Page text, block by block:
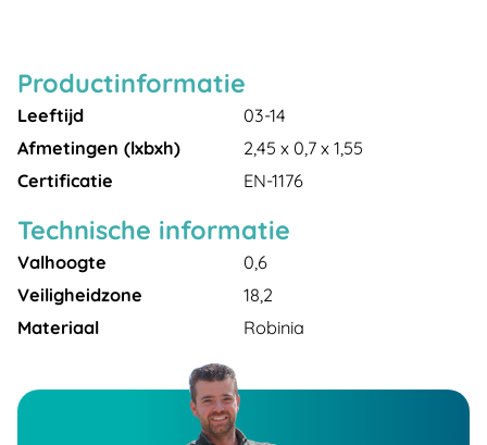
Productinformatie
Leeftijd
03-14
Afmetingen (lxbxh)
2,45 x 0,7 x 1,55
Certificatie
EN-1176
Technische informatie
Valhoogte
0,6
Veiligheidzone
18,2
Materiaal
Robinia